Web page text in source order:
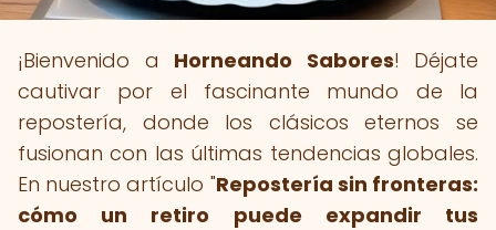
¡Bienvenido a Horneando Sabores! Déjate
cautivar por el fascinante mundo de la
repostería, donde los clásicos eternos se
fusionan con las últimas tendencias globales.
En nuestro artículo "Repostería sin fronteras:
cómo un retiro puede expandir tus